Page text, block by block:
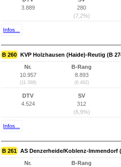
3.889
280
(7,2%)
Infos...
B 260 KVP Holzhausen (Haide)-Reutig (B
Nr.
10.957
(11.398)
B-Rang
8.893
(6.492)
DTV
4.524
SV
312
(6,9%)
Infos...
B 261 AS Denzerheide/Koblenz-Immendorf
Nr.
B-Rang